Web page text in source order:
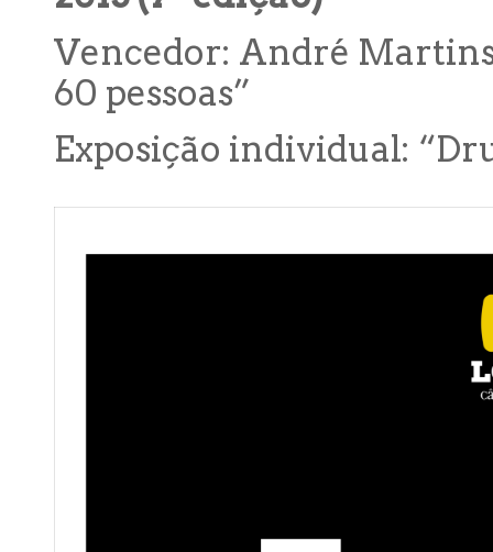
Vencedor: André
60 pessoas”
Exposição individual: